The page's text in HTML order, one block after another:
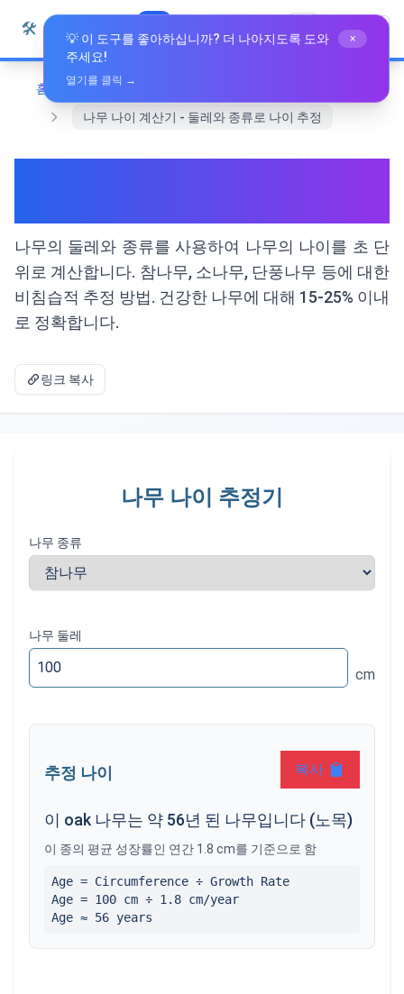
본문으로 건너뛰기
🛠️ Whiz Tools 한국어
홈
전문 도구
나무 나이 계산기 - 둘레와 종류로 나이 추정
나무의 둘레와 종류를 사용하여 나무의 나이를 초 단
위로 계산합니다. 참나무, 소나무, 단풍나무 등에 대한
비침습적 추정 방법. 건강한 나무에 대해 15-25% 이내
로 정확합니다.
링크 복사
나무 나이 추정기
나무 종류
나무 둘레
cm
추정 나이 복사
이 oak 나무는 약 56년 된 나무입니다 (노목)
이 종의 평균 성장률인 연간 1.8 cm를 기준으로 함
Age = Circumference ÷ Growth Rate
Age = 100 cm ÷ 1.8 cm/year
Age ≈ 56 years
💡 이 도구를 좋아하십니까? 더 나아지도록 도와
주세요!
×
열기를 클릭 →